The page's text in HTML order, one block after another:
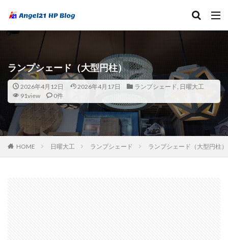
ランプシェード（大型円柱）
2026年4月12日 2026年4月17日 ランプシェード, 日曜大工
91view
0件
HOME 日曜大工 ランプシェード ランプシェード（大型円柱）